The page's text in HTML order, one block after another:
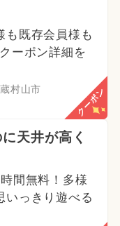
も既存会員様も
ーポン詳細を
村山市 クーポン
天井が高く
間無料！多様
いっきり遊べる